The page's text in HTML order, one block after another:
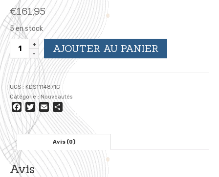
€161,95
5 en stock
quantité
de
VILLE
-
Papier
Peint
Panoramique
-
Largeur
300
cm
AJOUTER AU PANIER
UGS : KDS1114871C
Catégorie :Nouveautés
Facebook
Twitter
EmailPartager
Avis (0)
Avis